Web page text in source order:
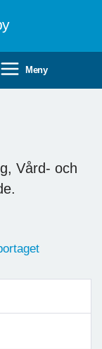
Meny
Vård- och